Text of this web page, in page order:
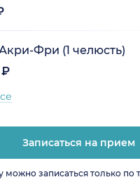
Фри (1 челюсть)
₽
Записаться на прием
можно записаться только по